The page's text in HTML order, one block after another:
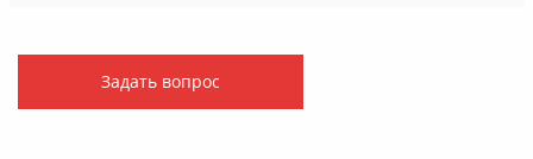
Задать вопрос